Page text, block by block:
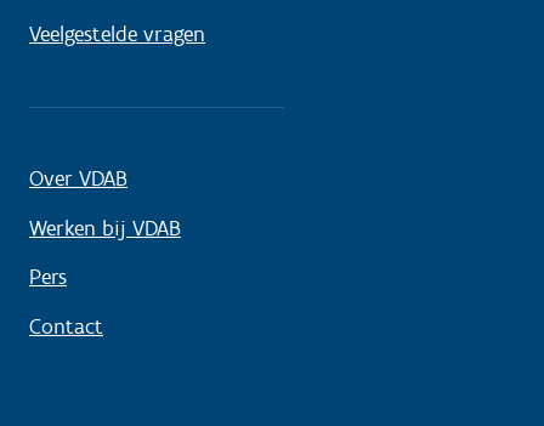
Veelgestelde vragen
Over VDAB
Werken bij VDAB
Pers
Contact